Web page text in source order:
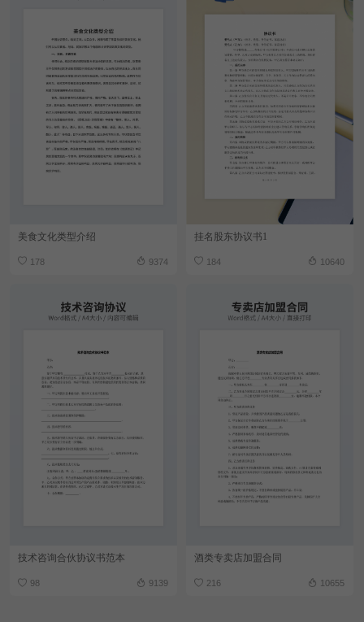
美食文化类型介绍
178 9374
挂名股东协议书1
184 10640
技术咨询合伙协议书范本
98 9139
酒类专卖店加盟合同
216 10655